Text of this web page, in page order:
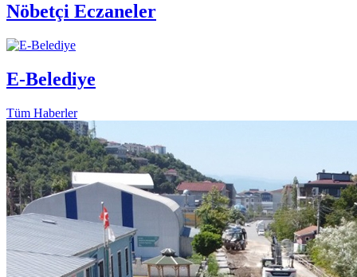
Nöbetçi Eczaneler
E-Belediye
Tüm Haberler